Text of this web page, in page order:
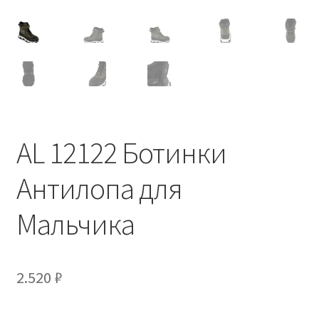
AL 12122 Ботинки
Антилопа для
Мальчика
2.520 ₽